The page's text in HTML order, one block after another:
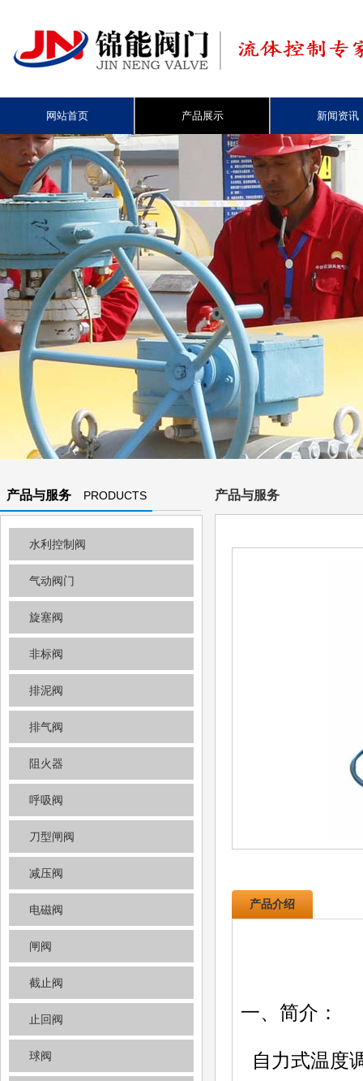
网站首页 产品展示 新闻资讯
产品与服务
PRODUCTS
AND
水利控制阀
气动阀门
旋塞阀
非标阀
排泥阀
排气阀
阻火器
呼吸阀
刀型闸阀
减压阀
电磁阀
闸阀
截止阀
止回阀
球阀
产品与服务
产品介绍
一、简介：
自力式温度